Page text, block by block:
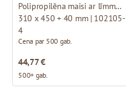
Polipropilēna maisi ar līmmalu
310 x 450 + 40 mm | 102105-
4
Cena par 500 gab.
44,77 €
500+ gab.